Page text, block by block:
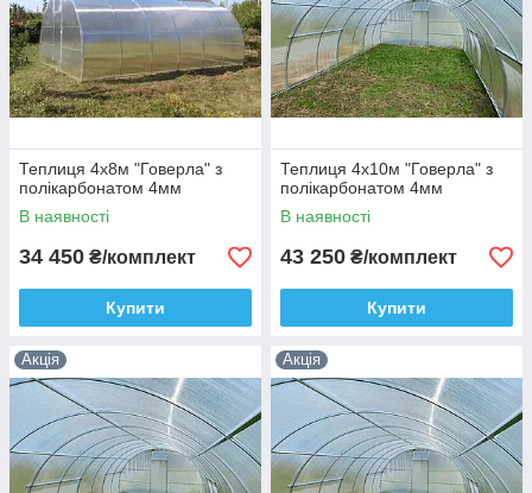
Теплиця 4х8м "Говерла" з
полікарбонатом 4мм
В наявності
34 450 ₴/комплект
Купити
Теплиця 4х10м "Говерла" з
полікарбонатом 4мм
В наявності
43 250 ₴/комплект
Купити
Акція Акція